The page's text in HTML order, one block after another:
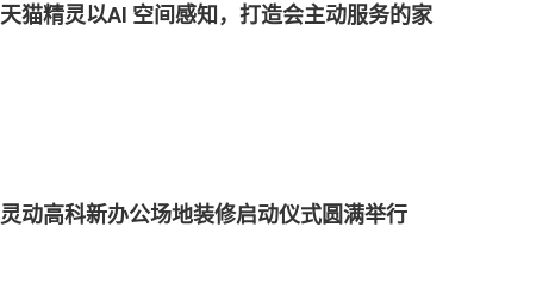
天猫精灵以AI 空间感知，打造会主动服务的家
灵动高科新办公场地装修启动仪式圆满举行